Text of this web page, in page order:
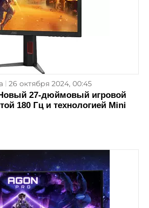
26 октября 2024, 00:45
27-дюймовый игровой
180 Гц и технологией Mini